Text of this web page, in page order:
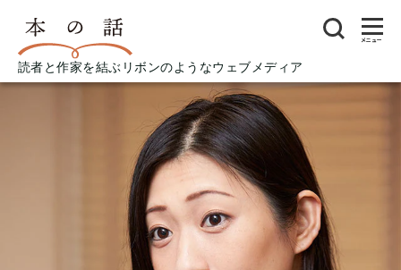
読者と作家を結ぶリボンのようなウェブメディア
メニュー